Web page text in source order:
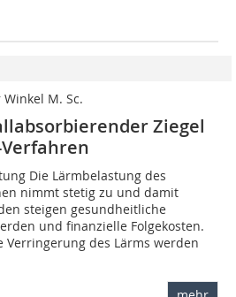
M. Sc.
Ziegel
Die Lärmbelastung des
nimmt stetig zu und damit
steigen gesundheitliche
und finanzielle Folgekosten.
Verringerung des Lärms werden